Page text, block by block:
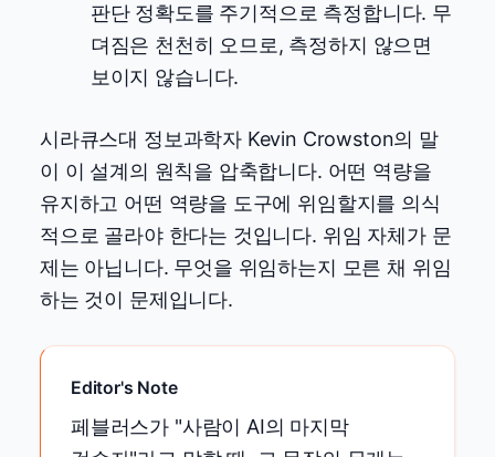
판단 정확도를 주기적으로 측정합니다. 무
뎌짐은 천천히 오므로, 측정하지 않으면
보이지 않습니다.
시라큐스대 정보과학자 Kevin Crowston의 말
이 이 설계의 원칙을 압축합니다. 어떤 역량을
유지하고 어떤 역량을 도구에 위임할지를 의식
적으로 골라야 한다는 것입니다. 위임 자체가 문
제는 아닙니다. 무엇을 위임하는지 모른 채 위임
하는 것이 문제입니다.
Editor's Note
페블러스가 "사람이 AI의 마지막